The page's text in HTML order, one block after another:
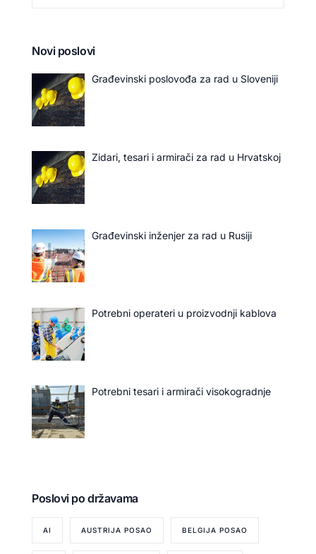
Novi poslovi
Građevinski poslovođa za rad u Sloveniji
Zidari, tesari i armirači za rad u Hrvatskoj
Građevinski inženjer za rad u Rusiji
Potrebni operateri u proizvodnji kablova
Potrebni tesari i armirači visokogradnje
Poslovi po državama
AI AUSTRIJA POSAO BELGIJA POSAO